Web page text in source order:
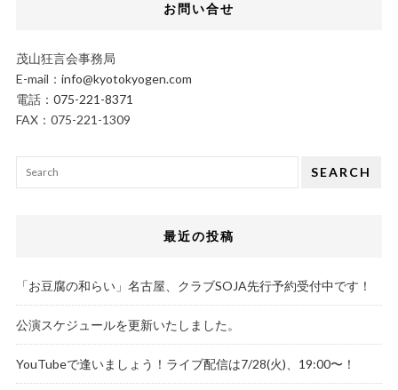
お問い合せ
茂山狂言会事務局
E-mail： info@kyotokyogen.com
電話： 075-221-8371
FAX：075-221-1309
SEARCH
最近の投稿
「お豆腐の和らい」名古屋、クラブSOJA先行予約受付中です！
公演スケジュールを更新いたしました。
YouTubeで逢いましょう！ライブ配信は7/28(火)、19:00〜！